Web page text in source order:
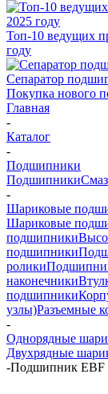
Топ-10 ведущих
году
Сепаратор
Покупка нового
Главная
-
Каталог
-
Подшипники
Подшипники
-
Шариковые
Шариковые
подшипники
подшипники
ролики
наконечники
подшипники
узлы)Разъемные
-
Однорядные
Двухрядные
-Подшипник EBF